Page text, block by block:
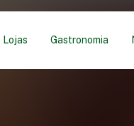
Lojas Gastronomia